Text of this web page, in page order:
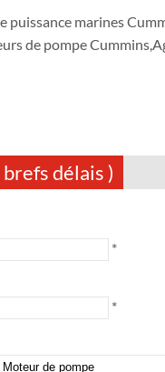
marines
de pompe
délais )
*
*